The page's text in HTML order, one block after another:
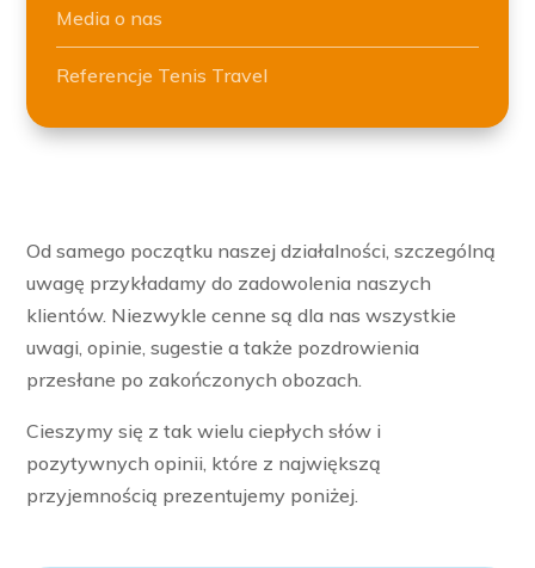
Media o nas
Referencje Tenis Travel
Od samego początku naszej działalności, szczególną
uwagę przykładamy do zadowolenia naszych
klientów. Niezwykle cenne są dla nas wszystkie
uwagi, opinie, sugestie a także pozdrowienia
przesłane po zakończonych obozach.
Cieszymy się z tak wielu ciepłych słów i
pozytywnych opinii, które z największą
przyjemnością prezentujemy poniżej.